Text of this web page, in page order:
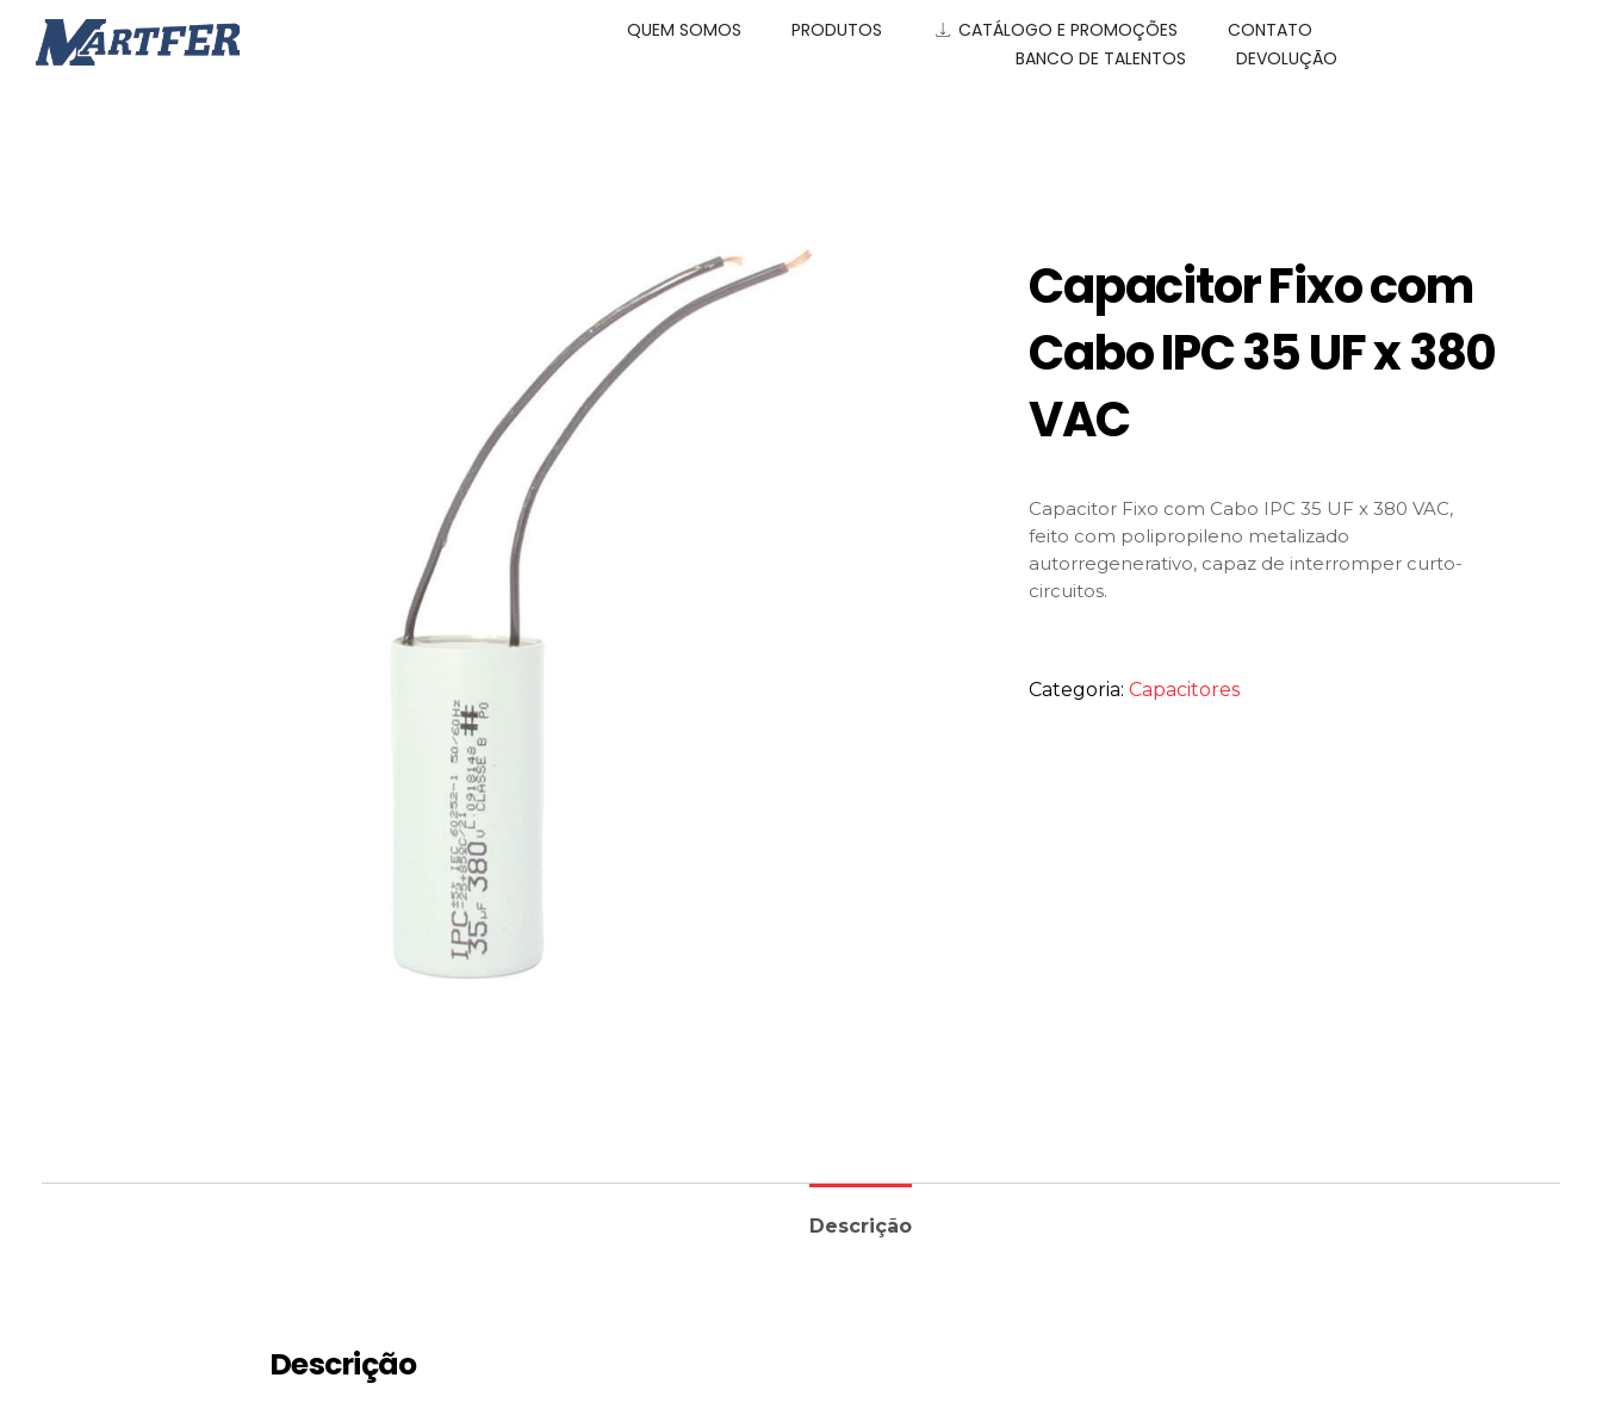
QUEM SOMOS PRODUTOS CATÁLOGO E PROMOÇÕES
CONTATO
BANCO DE TALENTOS
DEVOLUÇÃO
Capacitor Fixo com
Cabo IPC 35 UF x 380
VAC
Capacitor Fixo com Cabo IPC 35 UF x 380 VAC,
feito com polipropileno metalizado
autorregenerativo, capaz de interromper curto-
circuitos.
Categoria:Capacitores
Descrição
Descrição